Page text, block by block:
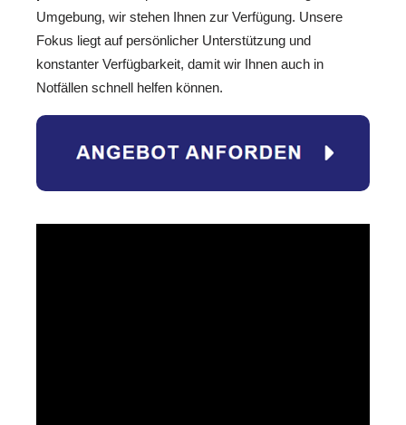
Umgebung, wir stehen Ihnen zur Verfügung. Unsere
Fokus liegt auf persönlicher Unterstützung und
konstanter Verfügbarkeit, damit wir Ihnen auch in
Notfällen schnell helfen können.